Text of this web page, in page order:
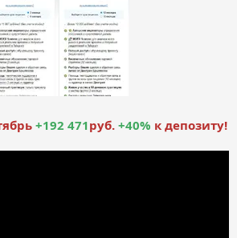
+192 471руб. +40% к депозиту!